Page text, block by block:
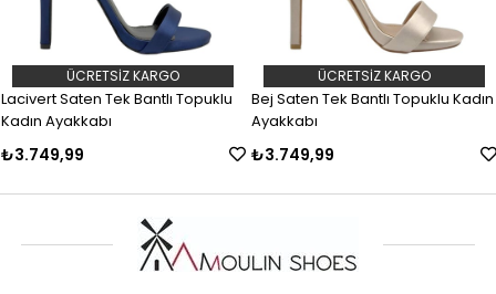
Lacivert Saten Tek Bantlı Topuklu
Kadın Ayakkabı
₺3.749,99
ÜCRETSIZ KARGO
Bej Saten Tek Bantlı Topuklu Kadın
Ayakkabı
₺3.749,99
ÜCRETSIZ KARGO